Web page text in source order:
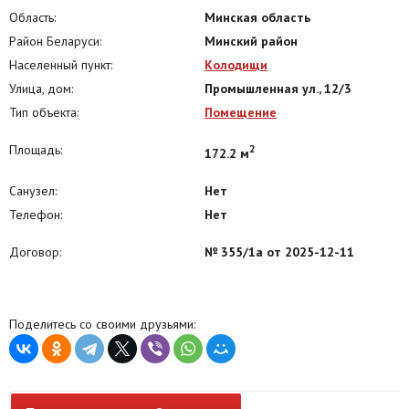
Область:
Минская область
Район Беларуси:
Минский район
Населенный пункт:
Колодищи
Улица, дом:
Промышленная ул., 12/3
Тип объекта:
Помещение
Площадь: 172.2 м2
Санузел:
Нет
Телефон:
Нет
Договор: № 355/1а от 2025-12-11
Поделитесь со своими друзьями: